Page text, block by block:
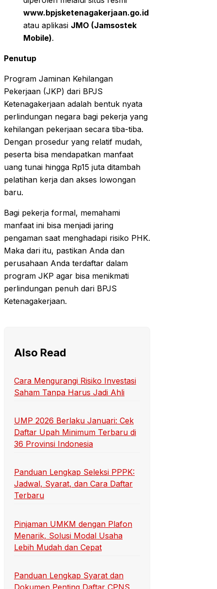
www.bpjsketenagakerjaan.go.id
atau aplikasi JMO (Jamsostek
Mobile).
Penutup
Program Jaminan Kehilangan
Pekerjaan (JKP) dari BPJS
Ketenagakerjaan adalah bentuk nyata
perlindungan negara bagi pekerja yang
kehilangan pekerjaan secara tiba-tiba.
Dengan prosedur yang relatif mudah,
peserta bisa mendapatkan manfaat
uang tunai hingga Rp15 juta ditambah
pelatihan kerja dan akses lowongan
baru.
Bagi pekerja formal, memahami
manfaat ini bisa menjadi jaring
pengaman saat menghadapi risiko PHK.
Maka dari itu, pastikan Anda dan
perusahaan Anda terdaftar dalam
program JKP agar bisa menikmati
perlindungan penuh dari BPJS
Ketenagakerjaan.
Also Read
Cara Mengurangi Risiko Investasi
Saham Tanpa Harus Jadi Ahli
UMP 2026 Berlaku Januari: Cek
Daftar Upah Minimum Terbaru di
36 Provinsi Indonesia
Panduan Lengkap Seleksi PPPK:
Jadwal, Syarat, dan Cara Daftar
Terbaru
Pinjaman UMKM dengan Plafon
Menarik, Solusi Modal Usaha
Lebih Mudah dan Cepat
Panduan Lengkap Syarat dan